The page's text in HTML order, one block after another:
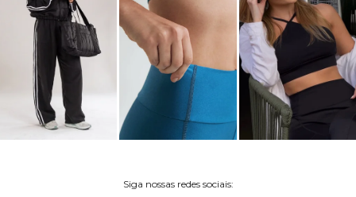
Siga nossas redes sociais: